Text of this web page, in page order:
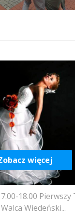
więcej
18.00
Wiedeński...